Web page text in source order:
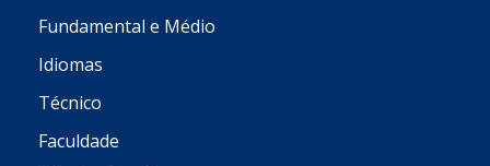
Fundamental e Médio
Idiomas
Técnico
Faculdade